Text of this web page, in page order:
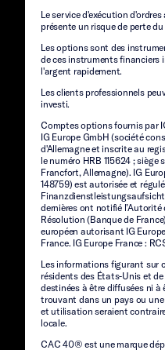
Le service d'exécution
présente un risque de perte
Les options sont des
de ces instruments financiers
l'argent rapidement.
Les clients professionnels
investi.
Comptes options fournis par
IG Europe GmbH (société
d'Allemagne et inscrite au
le numéro HRB 115624 ;
Francfort, Allemagne). IG
148759) est autorisée et
dernières ont notifié
Résolution (Banque de
européen autorisant IG
France. IG Europe France :
Les informations figurant sur
résidents des États-Unis et
destinées à être diffusées ni à
trouvant dans un pays ou
et utilisation seraient
locale.
CAC 40® est une marque